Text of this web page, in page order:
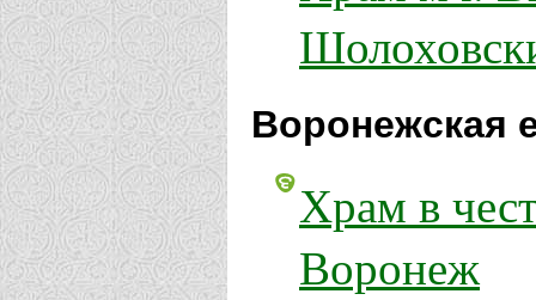
Воронежская
Храм в
Воронеж